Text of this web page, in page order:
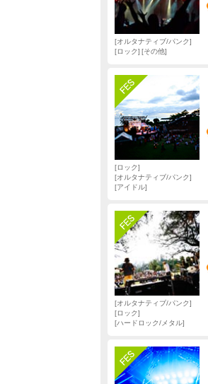
オルタナティブ/パンク
ロック
その他
ロック
オルタナティブ/パンク
アイドル
オルタナティブ/パンク
ロック
ハードロック/メタル